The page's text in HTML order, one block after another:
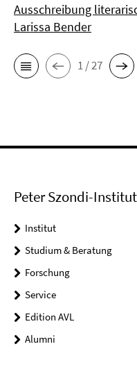
Ausschreibung
Larissa Bender
1 / 27
Peter Szondi-Institut
Institut
Studium & Beratung
Forschung
Service
Edition AVL
Alumni